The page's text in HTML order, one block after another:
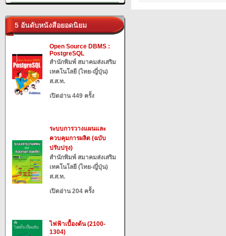
5 อันดับหนังสือยอดนิยม
Open Source DBMS :
PostgreSQL
สำนักพิมพ์ สมาคมส่งเสริม
เทคโนโลยี (ไทย-ญี่ปุ่น)
ส.ส.ท.
เปิดอ่าน 449 ครั้ง
ระบบการวางแผนและ
ควบคุมการผลิต (ฉบับ
ปรับปรุง)
สำนักพิมพ์ สมาคมส่งเสริม
เทคโนโลยี (ไทย-ญี่ปุ่น)
ส.ส.ท.
เปิดอ่าน 204 ครั้ง
ไฟฟ้าเบื้องต้น (2100-
1304)